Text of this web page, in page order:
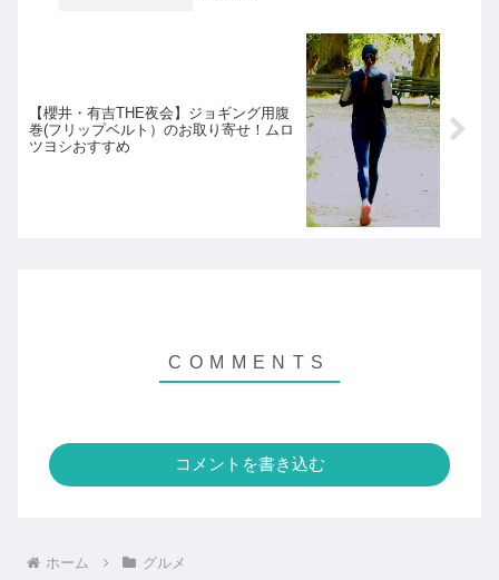
【櫻井・有吉THE夜会】ジョギング用腹
巻(フリップベルト）のお取り寄せ！ムロ
ツヨシおすすめ
コメントを書き込む
ホーム グルメ